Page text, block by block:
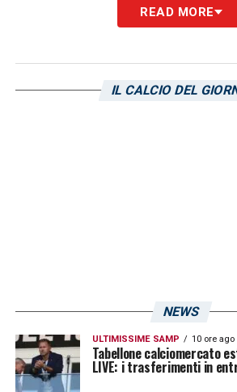
READ MORE
IL CALCIO DEL
NEWS
ULTIMISSIME SAMP 10 ore ago
Tabellone calciomercato
LIVE: i trasferimenti in